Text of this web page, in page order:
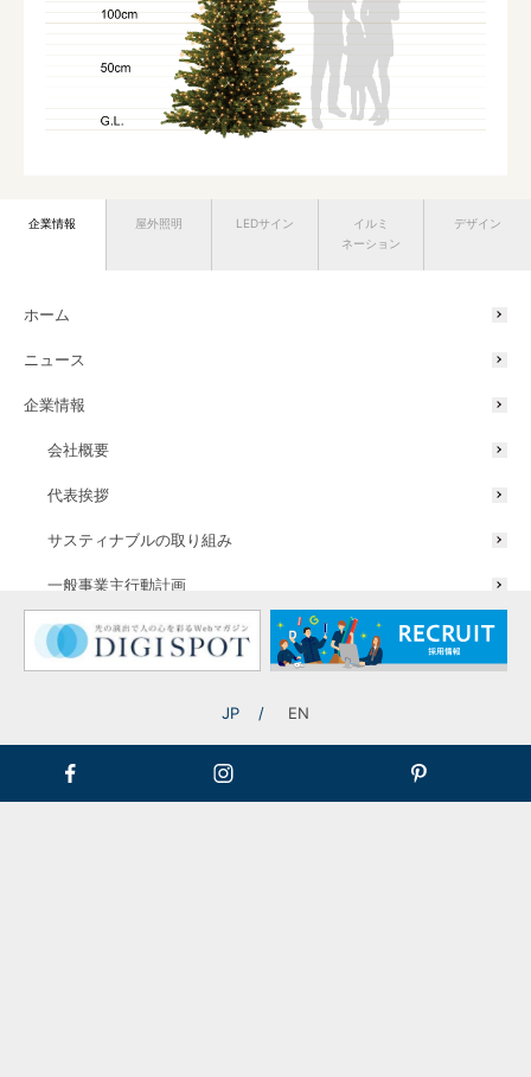
企業情報 屋外照明 LEDサイン
イルミ
ネーション
デザイン
ホーム
ニュース
企業情報
会社概要
代表挨拶
サスティナブルの取り組み
一般事業主行動計画
JP EN
飾り付けは、あなた次第。
ナチュラルで、ぬくもりあ
ふれる印象に。
に。